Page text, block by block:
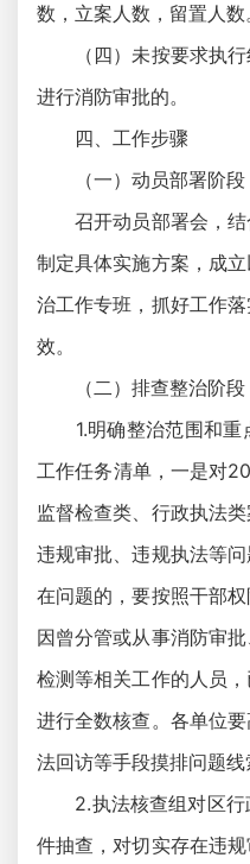
数，立案人数，留置人数
（四）未按要求执行
进行消防审批的。
四、工作步骤
（一）动员部署阶段
召开动员部署会，结
制定具体实施方案，成
治工作专班，抓好工作
效。
（二）排查整治阶段
1.明确整治范围和重
工作任务清单，一是对
监督检查类、行政执法
违规审批、违规执法等
在问题的，要按照干部
因曾分管或从事消防审
检测等相关工作的人员
进行全数核查。各单位
法回访等手段摸排问题线
2.执法核查组对区行
件抽查，对切实存在违规